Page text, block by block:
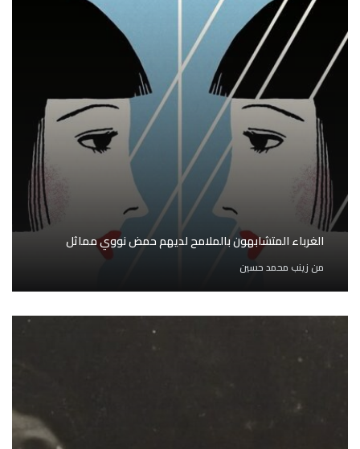
الغرباء المتشابهون بالملامح لديهم حمض نووي مماثل
من زينب محمد حسين